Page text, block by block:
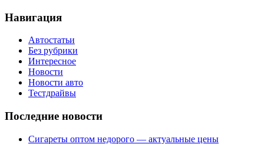
Навигация
Автостатьи
Без рубрики
Интересное
Новости
Новости авто
Тестдрайвы
Последние новости
Сигареты оптом недорого — актуальные цены